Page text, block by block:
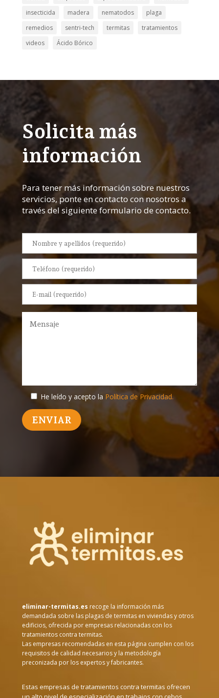
insecticida
madera nematodos
plaga
remedios
sentri-tech termitas
tratamientos
videos
Ácido Bórico
Solicita más
información
Para tener más información sobre nuestros
servicios, ponte en contacto con nosotros a
través del siguiente formulario de contacto.
He leído y acepto la Política de Privacidad.
eliminar-termitas.es recoge la información más
demandada sobre las plagas de termitas en viviendas y otros
edificios, ofrecida por empresas relacionadas con los
tratamientos contra termitas.
Las empresas recomendadas en esta página cumplen con los
requisitos de calidad necesarios y la metodología
preconizada por los expertos y fabricantes.
Estas empresas de tratamientos contra termitas ofrecen